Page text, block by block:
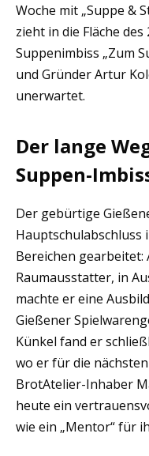
Woche mit „Suppe &
zieht in die Fläche
Suppenimbiss „Zum
und Gründer Artur
unerwartet.
Der lange
Suppen-
Der gebürtige
Hauptschulabschluss
Bereichen gearbeitet:
Raumausstatter, in
machte er eine
Gießener
Künkel fand er
wo er für die
BrotAtelier-Inhaber
heute ein
wie ein „Mentor“ für